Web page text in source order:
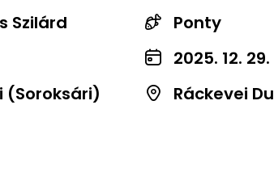
Szilárd
Ponty
2025. 12.
(Soroksári)
Ráckevei